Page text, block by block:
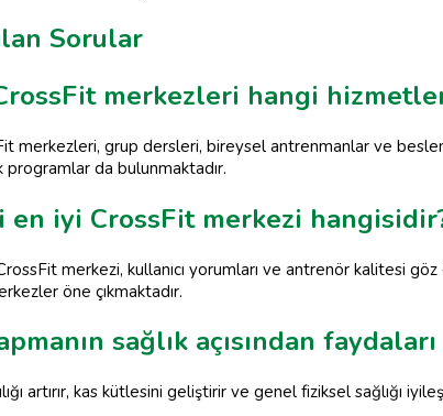
Sorular
merkezleri hangi
merkezleri, grup dersleri, bireysel antrenmanlar ve
da bulunmaktadır.
en iyi CrossFit merkezi
merkezi, kullanıcı yorumları ve antrenör kalitesi
öne çıkmaktadır.
sağlık açısından
artırır, kas kütlesini geliştirir ve genel fiziksel sağlığı